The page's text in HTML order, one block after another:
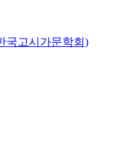
국고시가문학회)